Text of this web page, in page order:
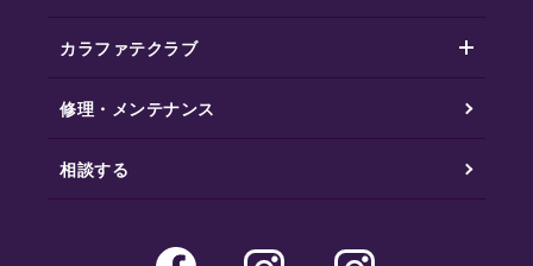
カラファテクラブ
修理・メンテナンス
相談する